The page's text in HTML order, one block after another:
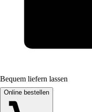
Bequem liefern lassen
Online bestellen